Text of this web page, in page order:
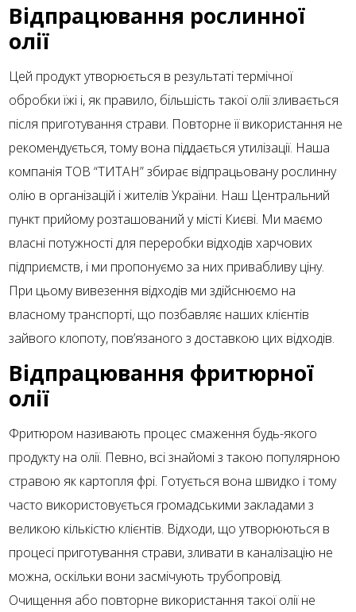
Відпрацювання рослинної
олії
Цей продукт утворюється в результаті термічної
обробки їжі і, як правило, більшість такої олії зливається
після приготування страви. Повторне її використання не
рекомендується, тому вона піддається утилізації. Наша
компанія ТОВ “ТИТАН” збирає відпрацьовану рослинну
олію в організацій і жителів України. Наш Центральний
пункт прийому розташований у місті Києві. Ми маємо
власні потужності для переробки відходів харчових
підприємств, і ми пропонуємо за них привабливу ціну.
При цьому вивезення відходів ми здійснюємо на
власному транспорті, що позбавляє наших клієнтів
зайвого клопоту, пов’язаного з доставкою цих відходів.
Відпрацювання фритюрної
олії
Фритюром називають процес смаження будь-якого
продукту на олії. Певно, всі знайомі з такою популярною
стравою як картопля фрі. Готується вона швидко і тому
часто використовується громадськими закладами з
великою кількістю клієнтів. Відходи, що утворюються в
процесі приготування страви, зливати в каналізацію не
можна, оскільки вони засмічують трубопровід.
Очищення або повторне використання такої олії не